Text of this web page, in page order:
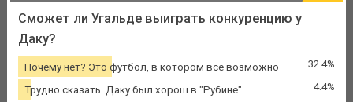
Сможет ли Угальде выиграть конкуренцию у
Даку?
Почему нет? Это футбол, в котором все возможно 32.4%
Трудно сказать. Даку был хорош в "Рубине" 4.4%